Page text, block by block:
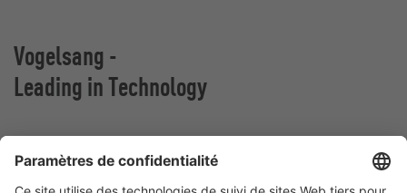
Vogelsang -
Leading in Technology
VOGELSANG BELGIUM N.V.